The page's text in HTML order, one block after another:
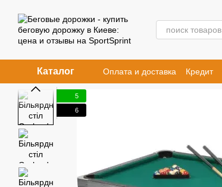
Каталог Оплата и доставка Кредит
Договор публичной оферты
5
6